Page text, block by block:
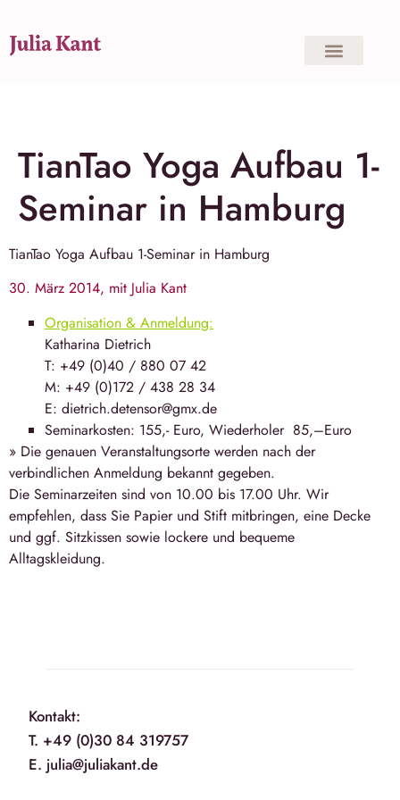
TianTao Yoga Aufbau 1-
Seminar in Hamburg
TianTao Yoga Aufbau 1-Seminar in Hamburg
30. März 2014, mit Julia Kant
Organisation & Anmeldung:
Katha­rina Diet­rich
T: +49 (0)40 / 880 07 42
M: +49 (0)172 / 438 28 34
E: dietrich.detensor@gmx.de
Seminarkosten: 155,- Euro, Wiederholer 85,–Euro
» Die genauen Veranstaltungsorte werden nach der
verbindlichen Anmeldung bekannt gegeben.
Die Seminarzeiten sind von 10.00 bis 17.00 Uhr. Wir
empfehlen, dass Sie Papier und Stift mitbringen, eine Decke
und ggf. Sitzkissen sowie lockere und bequeme
Alltagskleidung.
Kontakt:
T. +49 (0)30 84 319757
E. julia@juliakant.de